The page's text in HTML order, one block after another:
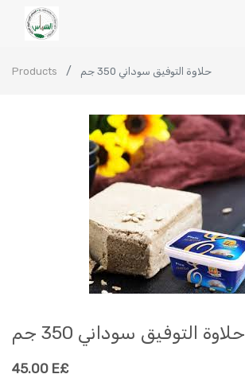
Products حلاوة التوفيق سوداني 350 جم
حلاوة التوفيق سوداني 350 جم
45.00 E£